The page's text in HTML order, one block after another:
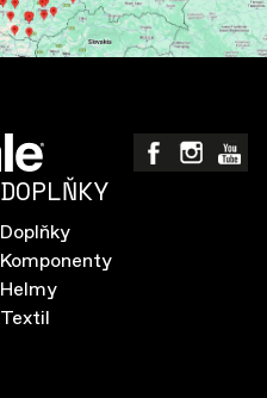
DOPLŇKY
Doplňky
Komponenty
Helmy
Textil